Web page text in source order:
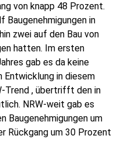
von knapp 48 Prozent.
Baugenehmigungen in
zwei auf den Bau von
hatten. Im ersten
gab es da keine
Entwicklung in diesem
Trend , übertrifft den in
NRW-weit gab es
Baugenehmigungen um
Rückgang um 30 Prozent